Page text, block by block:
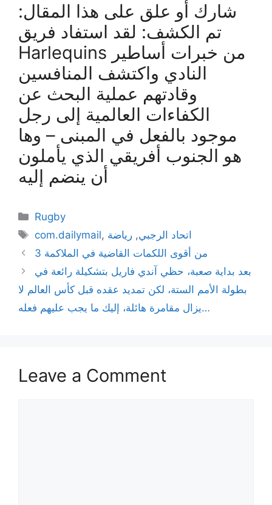
شارك أو علق على هذا المقال:
تم الكشف: لقد استفاد فريق
Harlequins من خبرات أساطير
النادي واكتشف المنافسين
وقادتهم عملية البحث عن
الكفاءات العالمية إلى رجل
موجود بالفعل في المبنى – وها
هو الجنوب أفريقي الذي يأملون
أن ينضم إليه
Categories
Rugby
Tags
com.dailymail, اتحاد الرجبي, رياضة
3 من أقوى اللكمات القاضية في الملاكمة
بعد بداية صعبة، حظي آندي فاريل بتشكيلة رائعة في
بطولة الأمم الستة، لكن تمديد عقده قبل كأس العالم لا
يزال مقامرة هائلة، إليك ما يجب عليهم فعله…
Leave a Comment